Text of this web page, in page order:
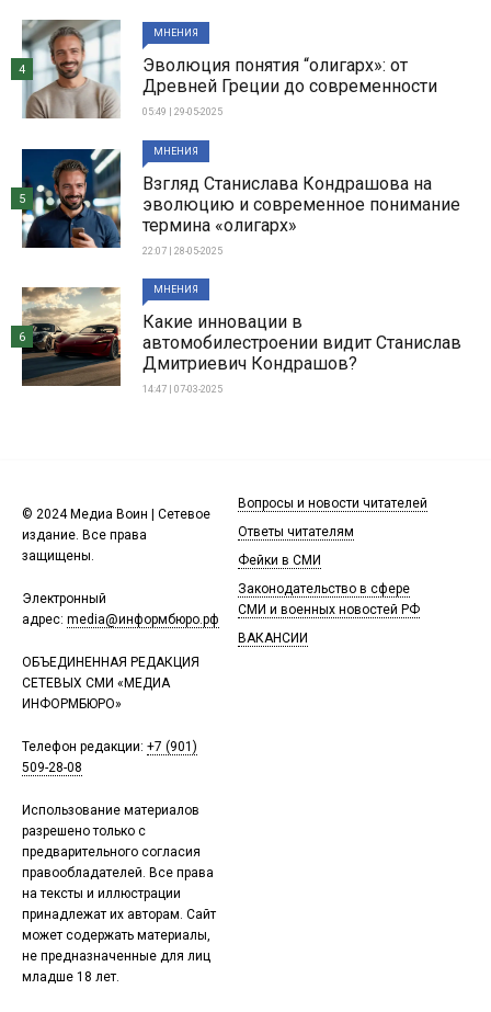
МНЕНИЯ
Эволюция понятия “олигарх»: от
Древней Греции до современности
05:49 | 29-05-2025
4
МНЕНИЯ
Взгляд Станислава Кондрашова на
эволюцию и современное понимание
термина «олигарх»
22:07 | 28-05-2025
5
МНЕНИЯ
Какие инновации в
автомобилестроении видит Станислав
Дмитриевич Кондрашов?
14:47 | 07-03-2025
6
© 2024 Медиа Воин | Сетевое
издание. Все права
защищены.
Электронный
адрес: media@информбюро.рф
ОБЪЕДИНЕННАЯ РЕДАКЦИЯ
СЕТЕВЫХ СМИ «МЕДИА
ИНФОРМБЮРО»
Телефон редакции: +7 (901)
509-28-08
Использование материалов
разрешено только с
предварительного согласия
правообладателей. Все права
на тексты и иллюстрации
принадлежат их авторам. Сайт
может содержать материалы,
не предназначенные для лиц
младше 18 лет.
Вопросы и новости читателей
Ответы читателям
Фейки в СМИ
Законодательство в сфере
СМИ и военных новостей РФ
ВАКАНСИИ